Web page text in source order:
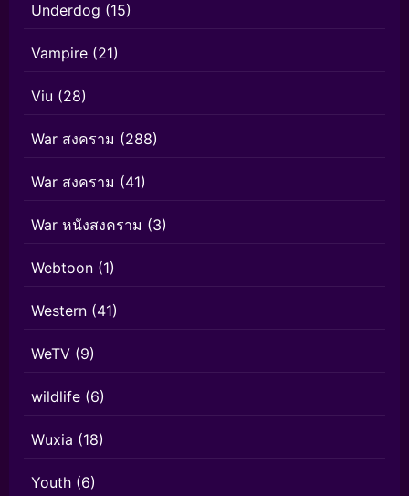
Underdog (15)
Vampire (21)
Viu (28)
War สงคราม (288)
War สงคราม (41)
War หนังสงคราม (3)
Webtoon (1)
Western (41)
WeTV (9)
wildlife (6)
Wuxia (18)
Youth (6)